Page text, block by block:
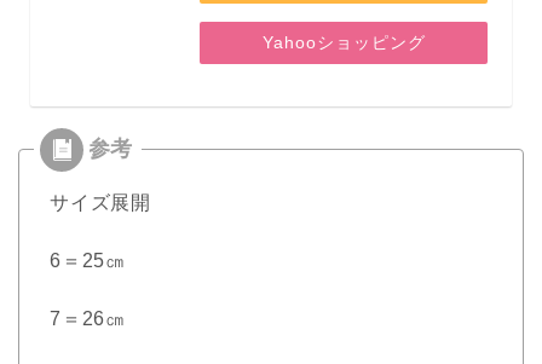
Yahooショッピング
サイズ展開
6＝25㎝
7＝26㎝